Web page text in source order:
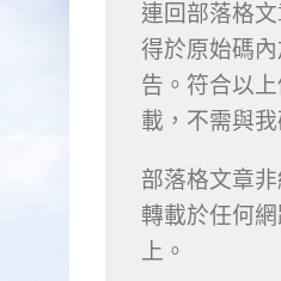
連回部落格
得於原始碼
告。符合以
載，不需與
部落格文章
轉載於任何
上。